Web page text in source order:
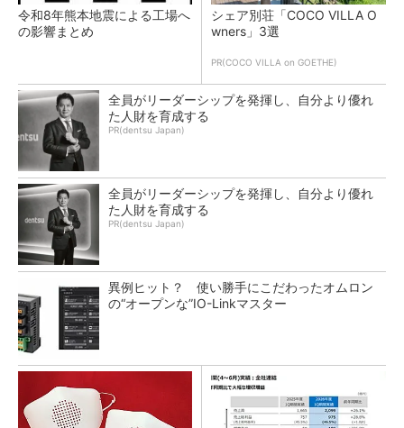
令和8年熊本地震による工場へ
の影響まとめ
シェア別荘「COCO VILLA O
wners」3選
PR(COCO VILLA on GOETHE)
全員がリーダーシップを発揮し、自分より優れ
た人財を育成する
PR(dentsu Japan)
全員がリーダーシップを発揮し、自分より優れ
た人財を育成する
PR(dentsu Japan)
異例ヒット？ 使い勝手にこだわったオムロン
の“オープンな”IO-Linkマスター